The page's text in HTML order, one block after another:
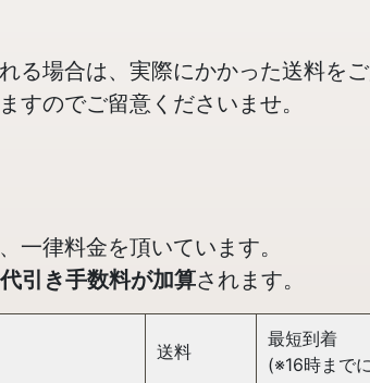
る場合は、実際にかかった送料を
すのでご留意くださいませ。
一律料金を頂いています。
引き手数料が加算されます。
送料
最短到着
(※16時まで